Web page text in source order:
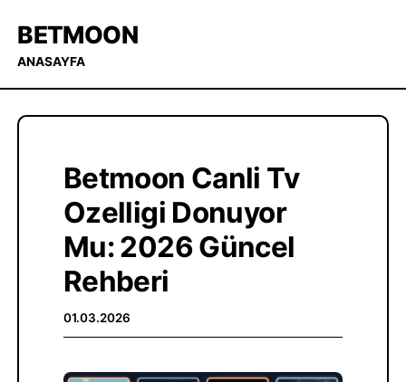
BETMOON
ANASAYFA
Betmoon Canli Tv
Ozelligi Donuyor
Mu: 2026 Güncel
Rehberi
01.03.2026